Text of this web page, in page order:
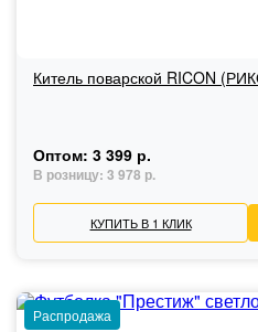
Китель поварской RICON
Оптом: 3 399 р.
В розницу: 3 978 р.
КУПИТЬ В 1 КЛИК
Распродажа